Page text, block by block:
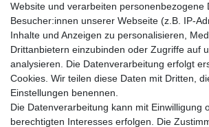
Shop
Zahlungs- und Versandbedingungen
Warenkorb
Kasse
Website und verarbeiten personenbezogene
Besucher:innen unserer Webseite (z.B. IP-
Inhalte und Anzeigen zu personalisieren,
Drittanbietern einzubinden oder Zugriffe auf
analysieren. Die Datenverarbeitung erfolgt
Cookies. Wir teilen diese Daten mit Dritten,
Einstellungen benennen.
Die Datenverarbeitung kann mit Einwilligung
berechtigten Interesses erfolgen. Die